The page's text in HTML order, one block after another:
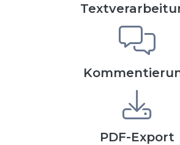
PDF-Export